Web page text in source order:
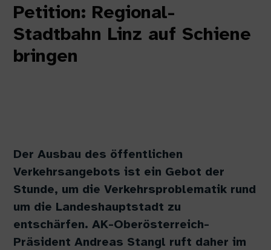
Petition: Regional-
Stadtbahn Linz auf Schiene
bringen
Der Ausbau des öffentlichen
Verkehrsangebots ist ein Gebot der
Stunde, um die Verkehrsproblematik rund
um die Landeshauptstadt zu
entschärfen. AK-Oberösterreich-
Präsident Andreas Stangl ruft daher im